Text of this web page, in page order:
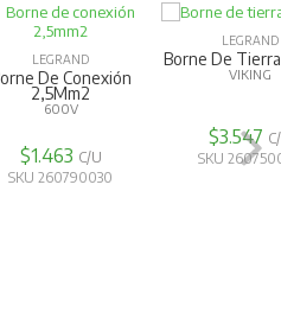
LEGRAND
Borne De Tierra
4,0Mm2
VIKING
$2.000C/U
SKU 260750040
LEGRAND
Terminal
$759C/